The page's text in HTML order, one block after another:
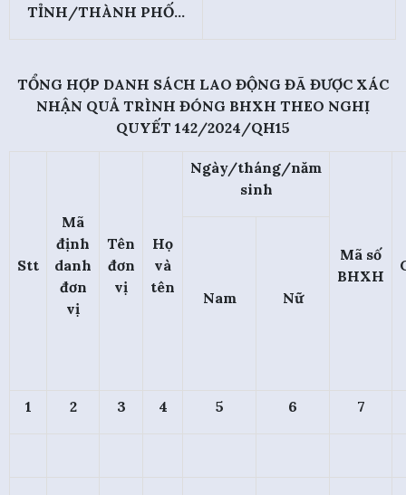
TỈNH/THÀNH PHỐ…
TỔNG HỢP DANH SÁCH LAO ĐỘNG ĐÃ ĐƯỢC XÁC
NHẬN QUẢ TRÌNH ĐÓNG BHXH THEO NGHỊ
QUYẾT 142/2024/QH15
Stt
Mã
định
danh
đơn
vị
Tên
đơn
vị
Họ
và
tên
Ngày/tháng/năm
sinh
Mã số
BHXH
Nam
Nữ
1 2 3 4 5 6 7